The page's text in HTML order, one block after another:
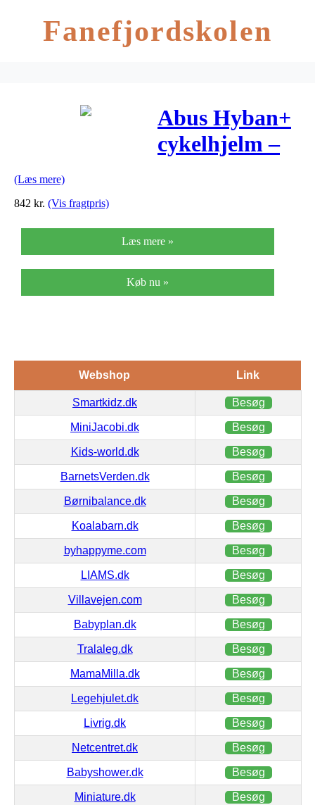
Fanefjordskolen
Abus Hyban+
cykelhjelm –
Matsort
(Læs mere)
842 kr. (Vis fragtpris)
Læs mere »
Køb nu »
Webshop Link
Smartkidz.dk Besøg
MiniJacobi.dk Besøg
Kids-world.dk Besøg
BarnetsVerden.dk Besøg
Børnibalance.dk Besøg
Koalabarn.dk Besøg
byhappyme.com Besøg
LIAMS.dk Besøg
Villavejen.com Besøg
Babyplan.dk Besøg
Tralaleg.dk Besøg
MamaMilla.dk Besøg
Legehjulet.dk Besøg
Livrig.dk Besøg
Netcentret.dk Besøg
Babyshower.dk Besøg
Miniature.dk Besøg